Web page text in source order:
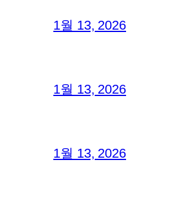
1월 13, 2026
1월 13, 2026
1월 13, 2026